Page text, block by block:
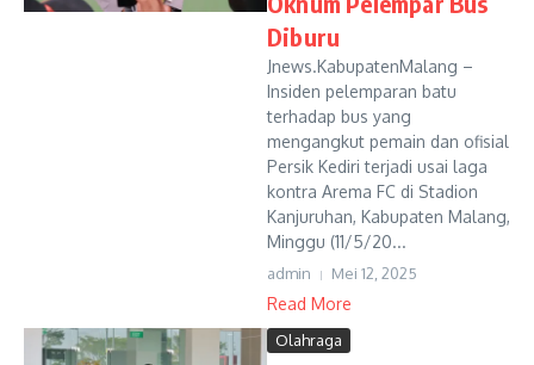
Diburu
Jnews.KabupatenMalang –
Insiden pelemparan batu
terhadap bus yang
mengangkut pemain dan ofisial
Persik Kediri terjadi usai laga
kontra Arema FC di Stadion
Kanjuruhan, Kabupaten Malang,
Minggu (11/5/20...
admin Mei 12, 2025
Read More
Olahraga